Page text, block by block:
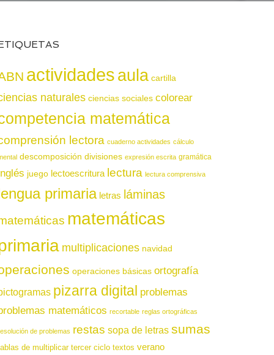
actividadesaula cartilla
naturales ciencias sociales colorear
matemática
lectora cuaderno actividades cálculo
descomposición divisiones expresión escrita gramática
juego lectoescritura lectura lectura comprensiva
primaria letras láminas
matemáticas
multiplicaciones navidad
operaciones básicas ortografía
pizarra digital problemas
matemáticos recortable reglas ortográficas
de problemas restas sopa de letras sumas
de multiplicar tercer ciclo textos verano